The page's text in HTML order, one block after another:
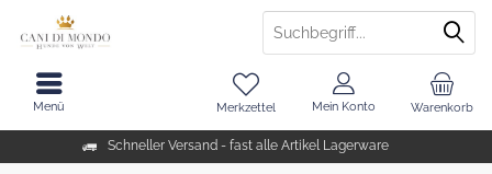
Schneller Versand - fast alle Artikel Lagerware
Warenkorb
Merkzettel Mein Konto
Menü